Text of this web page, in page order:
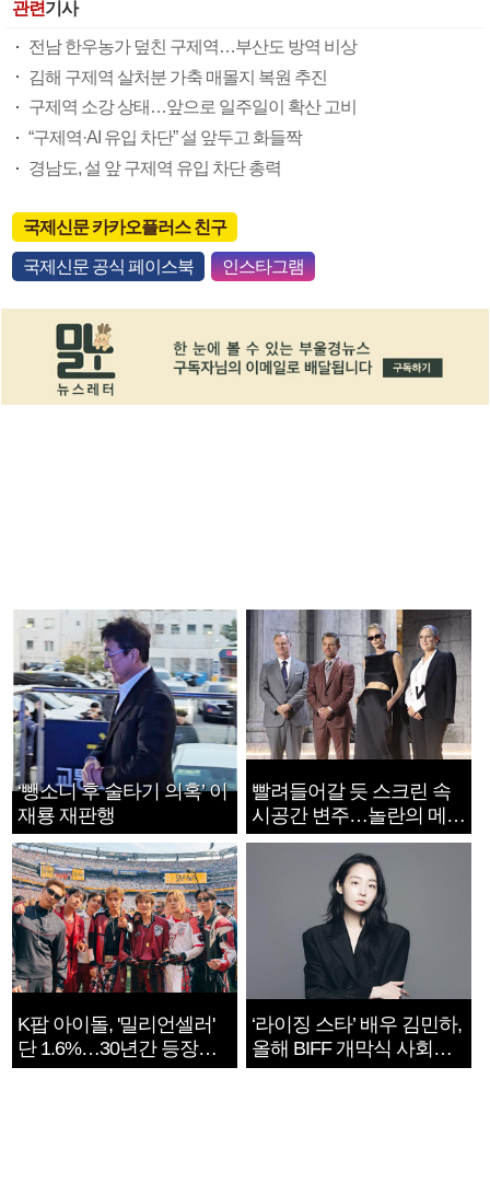
관련기사
전남 한우농가 덮친 구제역…부산도 방역 비상
김해 구제역 살처분 가축 매몰지 복원 추진
구제역 소강 상태…앞으로 일주일이 확산 고비
“구제역·AI 유입 차단” 설 앞두고 화들짝
경남도, 설 앞 구제역 유입 차단 총력
국제신문 카카오플러스 친구
국제신문 공식 페이스북 인스타그램
‘뺑소니 후 술타기 의혹’ 이
재룡 재판행
빨려들어갈 듯 스크린 속
시공간 변주…놀란의 메시
지는 ‘전쟁 속죄’
K팝 아이돌, '밀리언셀러'
단 1.6%…30년간 등장
1182개팀 전수조사
‘라이징 스타’ 배우 김민하,
올해 BIFF 개막식 사회자
확정